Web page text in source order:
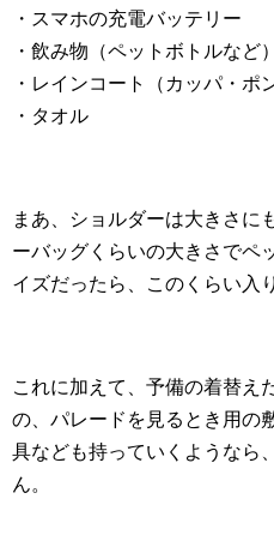
・スマホの充電バッテリー
・飲み物（ペットボトルなど）
・レインコート（カッパ・ポ
・タオル
まあ、ショルダーは大きさに
ーバッグくらいの大きさでペ
イズだったら、このくらい入
これに加えて、予備の着替え
の、パレードを見るとき用の
具なども持っていくようなら
ん。